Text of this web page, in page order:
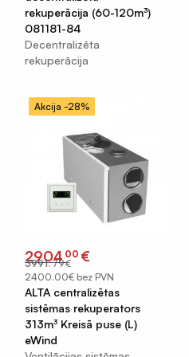
rekuperācija (60-120m³)
081181-84
Decentralizēta
rekuperācija
Akcija -28%
€
3991.79
Original
price
was:
€3991.79.
€
2904 00
Current
price
is:
€2904.00.
2400.00€ bez PVN
ALTA centralizētas
sistēmas rekuperators
313m³ Kreisā puse (L)
eWind